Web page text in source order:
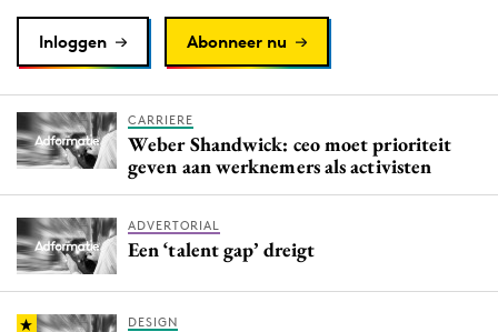
Purpose Marketing
Reputatie & crisis
Inloggen Abonneer nu
CARRIERE
Weber Shandwick: ceo moet prioriteit
geven aan werknemers als activisten
ADVERTORIAL
Een ‘talent gap’ dreigt
DESIGN